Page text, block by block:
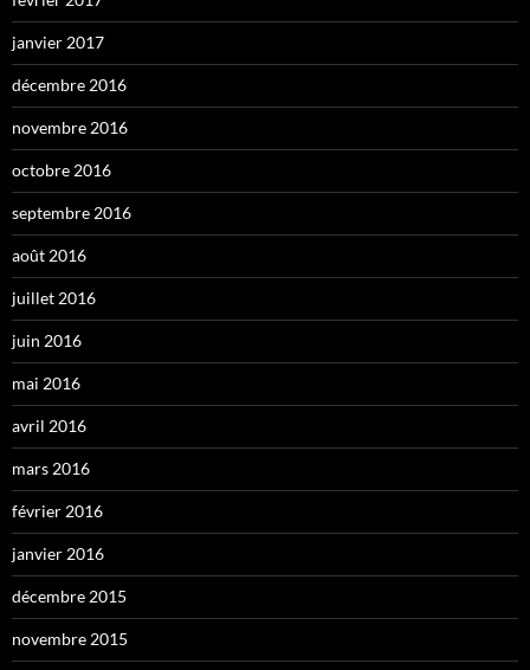
janvier 2017
décembre 2016
novembre 2016
octobre 2016
septembre 2016
août 2016
juillet 2016
juin 2016
mai 2016
avril 2016
mars 2016
février 2016
janvier 2016
décembre 2015
novembre 2015